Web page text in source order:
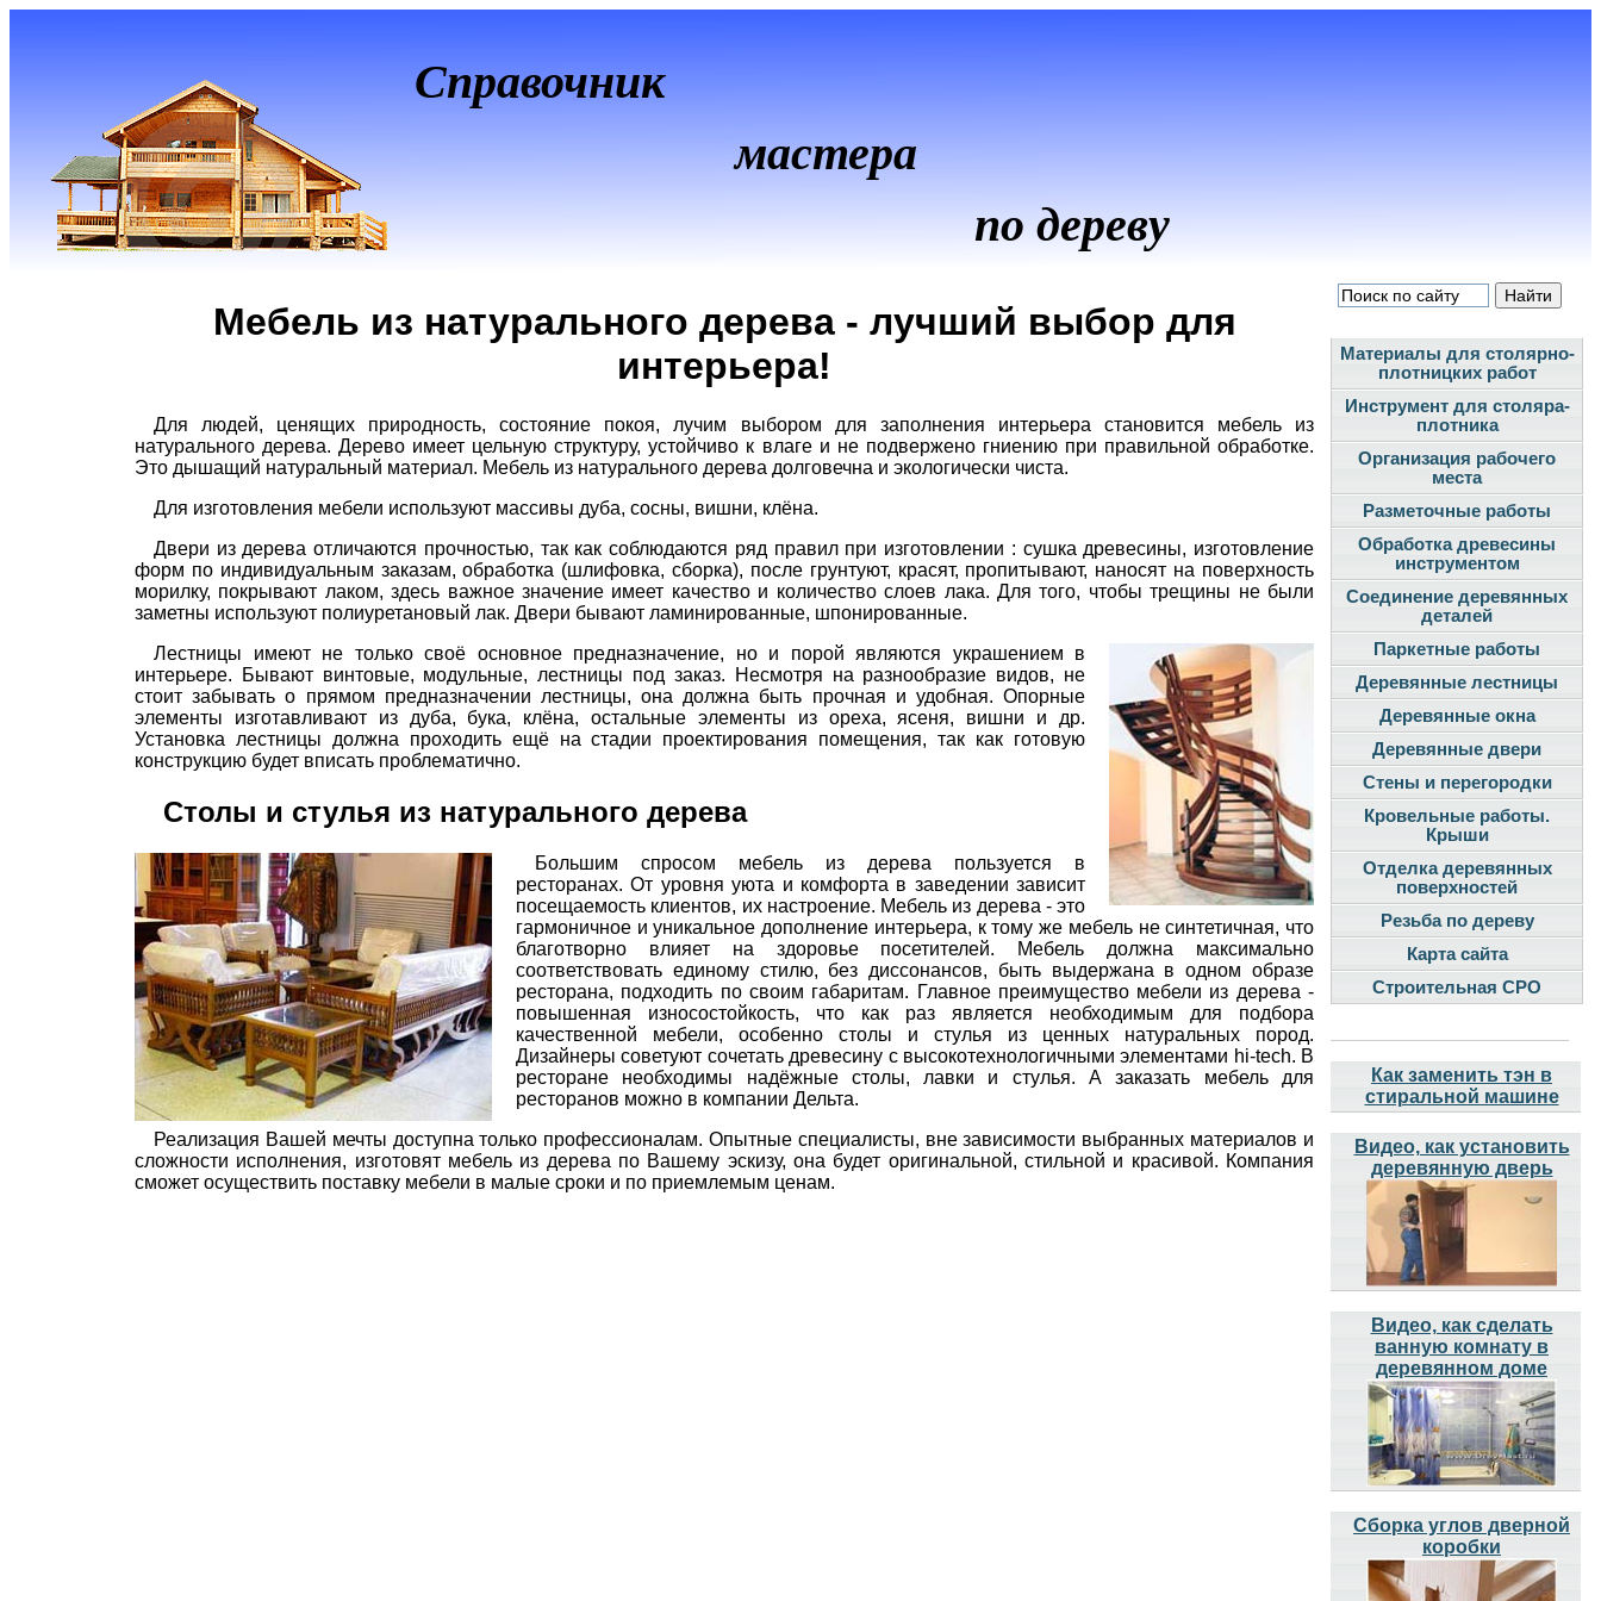
Справочник
мастера
по дереву
Мебель из натурального дерева - лучший выбор для
интерьера!
Для людей, ценящих природность, состояние покоя, лучим выбором для заполнения интерьера становится мебель из
натурального дерева. Дерево имеет цельную структуру, устойчиво к влаге и не подвержено гниению при правильной обработке.
Это дышащий натуральный материал. Мебель из натурального дерева долговечна и экологически чиста.
Для изготовления мебели используют массивы дуба, сосны, вишни, клёна.
Двери из дерева отличаются прочностью, так как соблюдаются ряд правил при изготовлении : сушка древесины, изготовление
форм по индивидуальным заказам, обработка (шлифовка, сборка), после грунтуют, красят, пропитывают, наносят на поверхность
морилку, покрывают лаком, здесь важное значение имеет качество и количество слоев лака. Для того, чтобы трещины не были
заметны используют полиуретановый лак. Двери бывают ламинированные, шпонированные.
Лестницы имеют не только своё основное предназначение, но и порой являются украшением в
интерьере. Бывают винтовые, модульные, лестницы под заказ. Несмотря на разнообразие видов, не
стоит забывать о прямом предназначении лестницы, она должна быть прочная и удобная. Опорные
элементы изготавливают из дуба, бука, клёна, остальные элементы из ореха, ясеня, вишни и др.
Установка лестницы должна проходить ещё на стадии проектирования помещения, так как готовую
конструкцию будет вписать проблематично.
Столы и стулья из натурального дерева
Большим спросом мебель из дерева пользуется в
ресторанах. От уровня уюта и комфорта в заведении зависит
посещаемость клиентов, их настроение. Мебель из дерева - это
гармоничное и уникальное дополнение интерьера, к тому же мебель не синтетичная, что
благотворно влияет на здоровье посетителей. Мебель должна максимально
соответствовать единому стилю, без диссонансов, быть выдержана в одном образе
ресторана, подходить по своим габаритам. Главное преимущество мебели из дерева -
повышенная износостойкость, что как раз является необходимым для подбора
качественной мебели, особенно столы и стулья из ценных натуральных пород.
Дизайнеры советуют сочетать древесину с высокотехнологичными элементами hi-tech. В
ресторане необходимы надёжные столы, лавки и стулья. А заказать мебель для
ресторанов можно в компании Дельта.
Реализация Вашей мечты доступна только профессионалам. Опытные специалисты, вне зависимости выбранных материалов и
сложности исполнения, изготовят мебель из дерева по Вашему эскизу, она будет оригинальной, стильной и красивой. Компания
сможет осуществить поставку мебели в малые сроки и по приемлемым ценам.
Материалы для столярно-
плотницких работ
Инструмент для столяра-
плотника
Организация рабочего
места
Разметочные работы
Обработка древесины
инструментом
Соединение деревянных
деталей
Паркетные работы
Деревянные лестницы
Деревянные окна
Деревянные двери
Стены и перегородки
Кровельные работы.
Крыши
Отделка деревянных
поверхностей
Резьба по дереву
Карта сайта
Строительная СРО
Как заменить тэн в
стиральной машине
Видео, как установить
деревянную дверь
Видео, как сделать
ванную комнату в
деревянном доме
Сборка углов дверной
коробки